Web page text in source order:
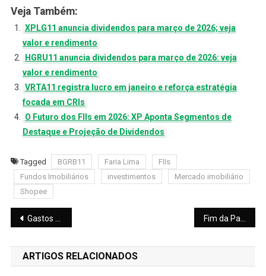
Veja Também:
XPLG11 anuncia dividendos para março de 2026; veja
valor e rendimento
HGRU11 anuncia dividendos para março de 2026: veja
valor e rendimento
VRTA11 registra lucro em janeiro e reforça estratégia
focada em CRIs
O Futuro dos FIIs em 2026: XP Aponta Segmentos de
Destaque e Projeção de Dividendos
Tagged BGRB11 Faria Lima
FIIs
Fundos Imobiliários
investimentos
Mercado imobiliário
Shopee
Navegação
de
Post
Gastos com IA não ameaçam orçamentos de cibersegurança
ARTIGOS RELACIONADOS